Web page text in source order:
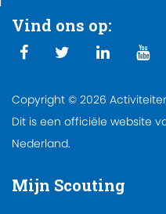
Vind ons op:
Copyright © 2026
Dit is een officiële website
Nederland.
Mijn Scouting